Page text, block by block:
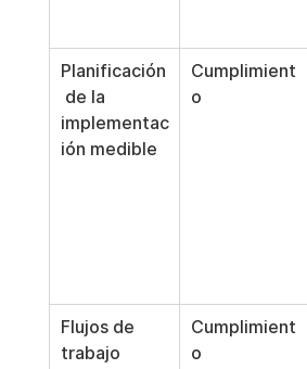
Planificación
de la
implementac
ión medible
Cumplimient
o
Flujos de
trabajo
Cumplimient
o